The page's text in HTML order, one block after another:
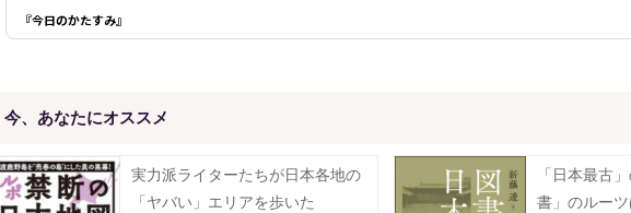
『今日のかたすみ』
今、あなたにオススメ
実力派ライターたちが日本各地の
「ヤバい」エリアを歩いた
「日本最古
書」のルー